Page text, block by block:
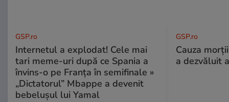
GSP.ro
Internetul a explodat! Cele mai
tari meme-uri după ce Spania a
învins-o pe Franța în semifinale »
„Dictatorul” Mbappe a devenit
bebelușul lui Yamal
GSP.ro
Cauza
a dezvăluit